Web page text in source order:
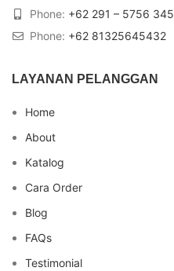
Phone: +62 291 – 5756 345
Phone: +62 81325645432
LAYANAN PELANGGAN
Home
About
Katalog
Cara Order
Blog
FAQs
Testimonial